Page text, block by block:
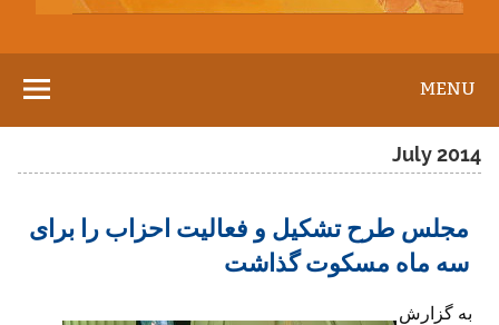
MENU
July 2014
مجلس طرح تشکیل و فعالیت احزاب را برای
سه ماه مسکوت گذاشت
به گزارش